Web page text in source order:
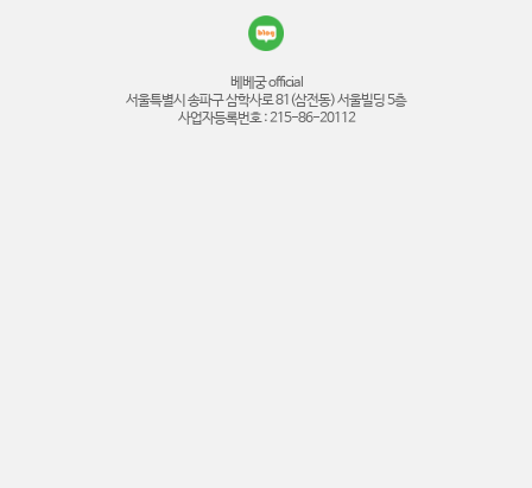
베베궁 official
서울특별시 송파구 삼학사로 81(삼전동) 서울빌딩 5층
사업자등록번호 : 215-86-20112